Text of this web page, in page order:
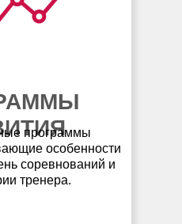
программы
особенности
соревнований и
тренера.